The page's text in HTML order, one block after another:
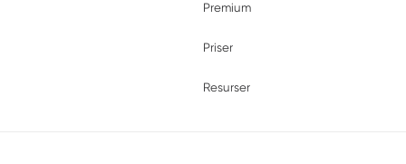
Premium
Priser
Resurser